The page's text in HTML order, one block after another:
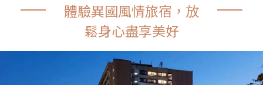
體驗異國風情旅宿，放
鬆身心盡享美好